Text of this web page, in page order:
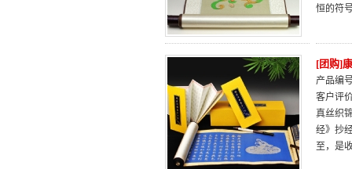
恒的符
[团购]
产品编
客户评
真丝织
经》抄
至，是